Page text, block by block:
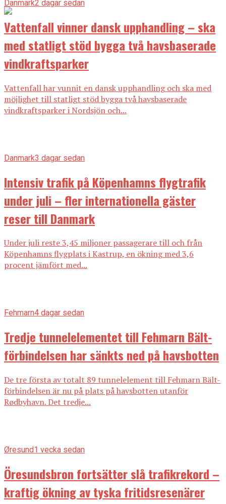
Danmark2 dagar sedan
Vattenfall vinner dansk upphandling – ska
med statligt stöd bygga två havsbaserade
vindkraftsparker
Vattenfall har vunnit en dansk upphandling och ska med
möjlighet till statligt stöd bygga två havsbaserade
vindkraftsparker i Nordsjön och...
Danmark3 dagar sedan
Intensiv trafik på Köpenhamns flygtrafik
under juli – fler internationella gäster
reser till Danmark
Under juli reste 3,45 miljoner passagerare till och från
Köpenhamns flygplats i Kastrup, en ökning med 3,6
procent jämfört med...
Fehmarn4 dagar sedan
Tredje tunnelelementet till Fehmarn Bält-
förbindelsen har sänkts ned på havsbotten
De tre första av totalt 89 tunnelelement till Fehmarn Bält-
förbindelsen är nu på plats på havsbotten utanför
Rødbyhavn. Det tredje...
Øresund1 vecka sedan
Öresundsbron fortsätter slå trafikrekord –
kraftig ökning av tyska fritidsresenärer